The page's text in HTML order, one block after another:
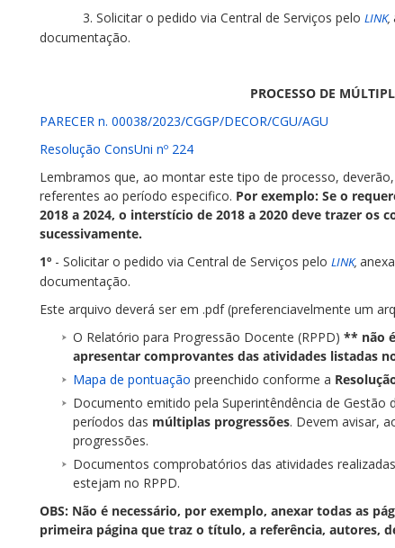
3. Solicitar o pedido via Central de Serviços pelo LINK,
documentação.
PROCESSO DE
PARECER n. 00038/2023/CGGP/DECOR/CGU/AGU
Resolução ConsUni nº 224
Lembramos que, ao montar este tipo de processo,
referentes ao período especifico. Por exemplo: Se o
2018 a 2024, o interstício de 2018 a 2020 deve trazer os
sucessivamente.
1º - Solicitar o pedido via Central de Serviços pelo LINK,
documentação.
Este arquivo deverá ser em .pdf (preferenciavelmente um
O Relatório para Progressão Docente (RPPD) ** não
apresentar comprovantes das atividades listadas
Mapa de pontuação preenchido conforme a
Documento emitido pela Superintêndência de Gestão
períodos das múltiplas progressões. Devem avisar,
progressões.
Documentos comprobatórios das atividades
estejam no RPPD.
OBS: Não é necessário, por exemplo, anexar todas as
primeira página que traz o título, a referência, autores,